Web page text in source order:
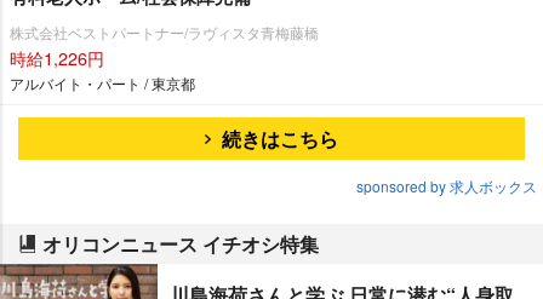
株式会社ベストパートナー/ラヴィスタ青梅藤橋
時給1,226円
アルバイト・パート / 東京都
続きはこちら
sponsored by 求人ボックス
オリコンニュース イチオシ特集